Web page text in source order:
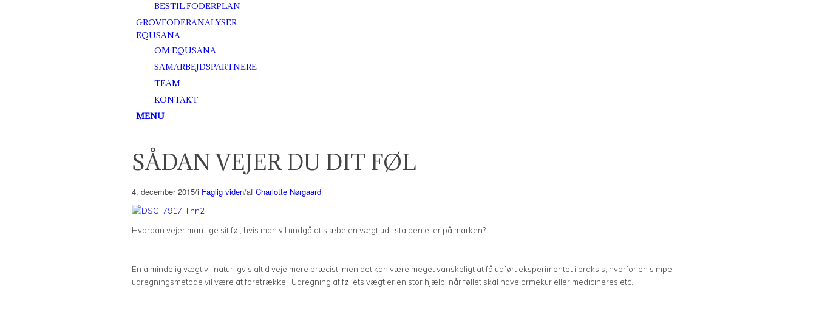
BESTIL FODERPLAN
GROVFODERANALYSER
EQUSANA
OM EQUSANA
SAMARBEJDSPARTNERE
TEAM
KONTAKT
MENU
SÅDAN VEJER DU DIT FØL
4. december 2015/i Faglig viden/af Charlotte Nørgaard
Hvordan vejer man lige sit føl, hvis man vil undgå at slæbe en vægt ud i stalden eller på marken?
En almindelig vægt vil naturligvis altid veje mere præcist, men det kan være meget vanskeligt at få udført eksperimentet i praksis, hvorfor en simpel
udregningsmetode vil være at foretrække. Udregning af føllets vægt er en stor hjælp, når føllet skal have ormekur eller medicineres etc.